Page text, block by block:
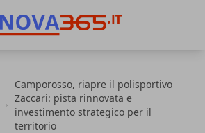
Camporosso, riapre il polisportivo
Zaccari: pista rinnovata e
investimento strategico per il
territorio